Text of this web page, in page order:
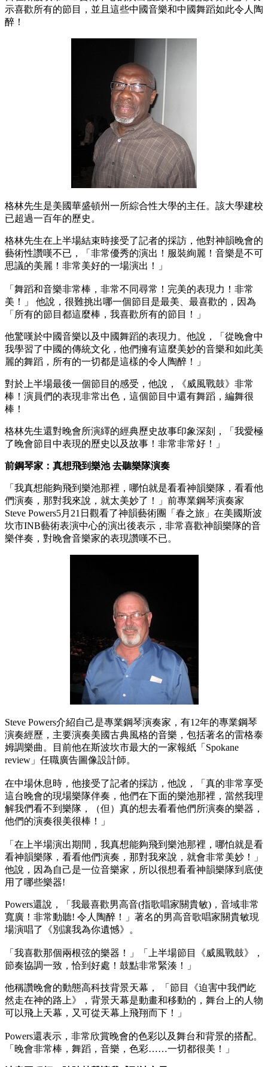
示喜歡所有的節目，並且這些中國音樂和中國舞蹈如此令人陶
醉！
格林先生是美國華盛頓州一所綜合性大學的主任。該大學建校
已超過一百年的歷史。
格林先生在上半場結束時接受了記者的採訪，他對神韻晚會的
藝術性讚嘆不已，「非常優秀的演出！服裝絢麗！音樂是不可
思議的美麗！非常美好的一場演出！」
「舞蹈和音樂非常棒，非常不同尋常！完美的表現力！非常
美！」 他說，很難挑出哪一個節目是最美、最喜歡的，因為
「所有的節目都這麼棒，我喜歡所有的節目！」
他驚嘆於中國音樂以及中國舞蹈的表現力。他說，「從晚會中
我學習了中國的傳統文化，他們擁有這麼美妙的音樂和如此美
麗的舞蹈，所有的一切都是這樣的令人陶醉！」
對於上半場最後一個節目的感受，他說，《威風戰鼓》非常
棒！演員們的表現非常出色，這個節目中還有舞蹈，編舞很
棒！
格林先生還對晚會所演繹的經典歷史故事印象深刻，「我愛極
了晚會節目中表現的歷史以及故事！非常非常好！」
前鋼琴家：真想飛到樂池 去聽樂隊演奏
「我真想能夠飛到樂池那裡，哪怕就是看看神韻樂隊，看看他
們演奏，那對我來說，就太美妙了！」前專業鋼琴演奏家
Steve Powers5月21日觀看了神韻藝術團「春之旅」在美國斯波
坎市INB藝術表演中心的演出後表示，非常喜歡神韻樂隊的音
樂伴奏，對晚會音樂家的表現讚嘆不已。
Steve Powers介紹自己是專業鋼琴演奏家，有12年的專業鋼琴
演奏經歷，主要演奏美國古典風格的音樂，包括著名的雷格泰
姆調樂曲。目前他在斯波坎市最大的一家報紙「Spokane
review」任職廣告圖像設計師。
在中場休息時，他接受了記者的採訪，他說，「真的非常享受
這台晚會的現場樂隊伴奏，他們在下面的樂池那裡，當然我理
解我們看不到樂隊，（但）真的想去看看他們所演奏的樂器，
他們的演奏很美很棒！」
「在上半場演出期間，我真想能夠飛到樂池那裡，哪怕就是看
看神韻樂隊，看看他們演奏，那對我來說，就會非常美妙！」
他說，因為自己是一位音樂家，所以很想看看神韻樂隊到底使
用了哪些樂器!
Powers還說，「我最喜歡男高音(指歌唱家關貴敏)，音域非常
寬廣！非常動聽! 令人陶醉！」著名的男高音歌唱家關貴敏現
場演唱了《別讓我為你遺憾》。
「我喜歡那個兩根弦的樂器！」「上半場節目《威風戰鼓》，
節奏協調一致，恰到好處！鼓點非常緊湊！」
他稱讚晚會的動態高科技背景天幕， 「節目《迫害中我們屹
然走在神的路上》，背景天幕是動畫和移動的，舞台上的人物
可以飛上天幕，又可從天幕上飛翔而下！」
Powers還表示，非常欣賞晚會的色彩以及舞台和背景的搭配。
「晚會非常棒，舞蹈，音樂，色彩……一切都很美！」